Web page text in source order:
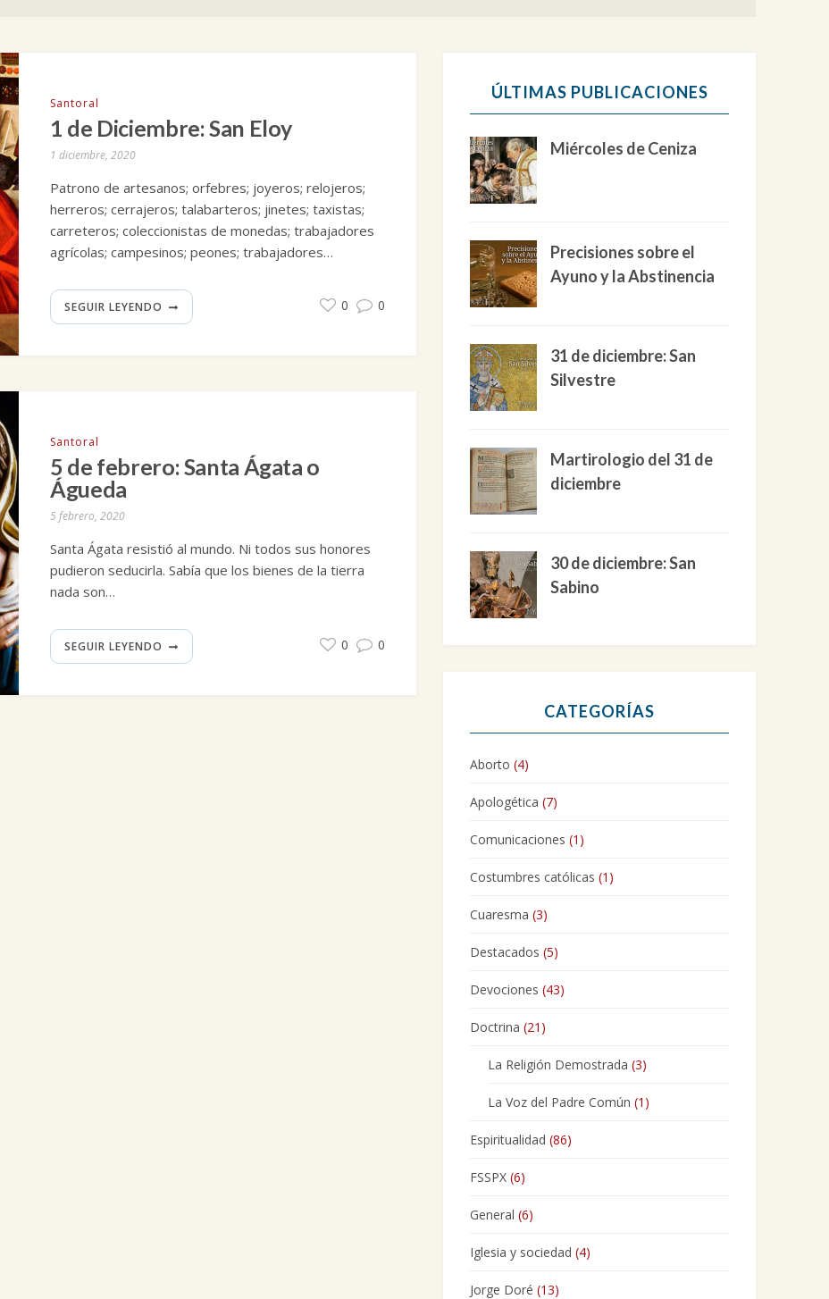
Santoral
1 de Diciembre: San Eloy
1 diciembre, 2020
Patrono de artesanos; orfebres; joyeros; relojeros;
herreros; cerrajeros; talabarteros; jinetes; taxistas;
carreteros; coleccionistas de monedas; trabajadores
agrícolas; campesinos; peones; trabajadores…
SEGUIR LEYENDO 0 0
Santoral
5 de febrero: Santa Ágata o
Águeda
5 febrero, 2020
Santa Ágata resistió al mundo. Ni todos sus honores
pudieron seducirla. Sabía que los bienes de la tierra
nada son…
SEGUIR LEYENDO 0 0
ÚLTIMAS PUBLICACIONES
Miércoles de Ceniza
Precisiones sobre el
Ayuno y la Abstinencia
31 de diciembre: San
Silvestre
Martirologio del 31 de
diciembre
30 de diciembre: San
Sabino
CATEGORÍAS
Aborto (4)
Apologética (7)
Comunicaciones (1)
Costumbres católicas (1)
Cuaresma (3)
Destacados (5)
Devociones (43)
Doctrina (21)
La Religión Demostrada (3)
La Voz del Padre Común (1)
Espiritualidad (86)
FSSPX (6)
General (6)
Iglesia y sociedad (4)
Jorge Doré (13)